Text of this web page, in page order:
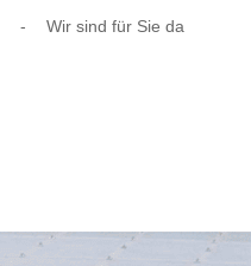
- Wir sind für Sie da